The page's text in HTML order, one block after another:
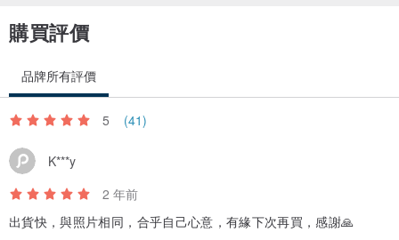
購買評價
品牌所有評價
5 (41)
K***y
2 年前
出貨快，與照片相同，合乎自己心意，有緣下次再買，感謝🙏